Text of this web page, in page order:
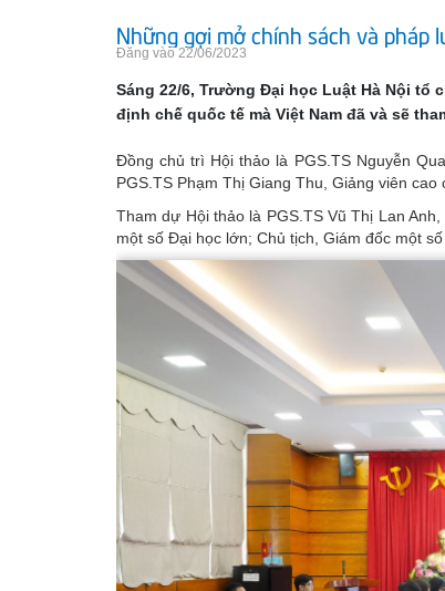
Những gợi mở chính sách và
Đăng vào 22/06/2023
Sáng 22/6, Trường Đại học Luật Hà Nội
định chế quốc tế mà Việt Nam đã và sẽ
Đồng chủ trì Hội thảo là PGS.TS Nguyễn
PGS.TS Phạm Thị Giang Thu, Giảng viên cao
Tham dự Hội thảo là PGS.TS Vũ Thị Lan
một số Đại học lớn; Chủ tịch, Giám đốc một